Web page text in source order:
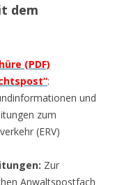
dem
(PDF)
:
und
zum
(ERV)
Zur
Anwaltspostfach